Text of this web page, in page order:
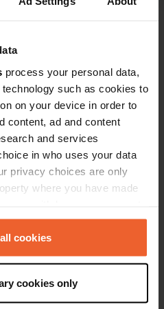
process your personal data,
such as cookies to
on your device in order to
content, ad and content
and services
in who uses your data
privacy choices are only
where you have made
or by clicking on
your geographical location
within several meters
cookies
cookies only
les 5 avis
venu ici ?
Suisse